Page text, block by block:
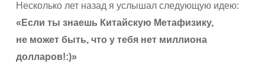
Несколько лет назад я услышал следующую идею:
«Если ты знаешь Китайскую Метафизику,
не может быть, что у тебя нет миллиона
долларов!:)»